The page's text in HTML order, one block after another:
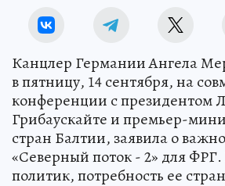
Канцлер Германии Ангела
в пятницу, 14 сентября, на
конференции с президентом
Грибаускайте и премьер-
стран Балтии, заявила о
«Северный поток - 2» для
политик, потребность ее